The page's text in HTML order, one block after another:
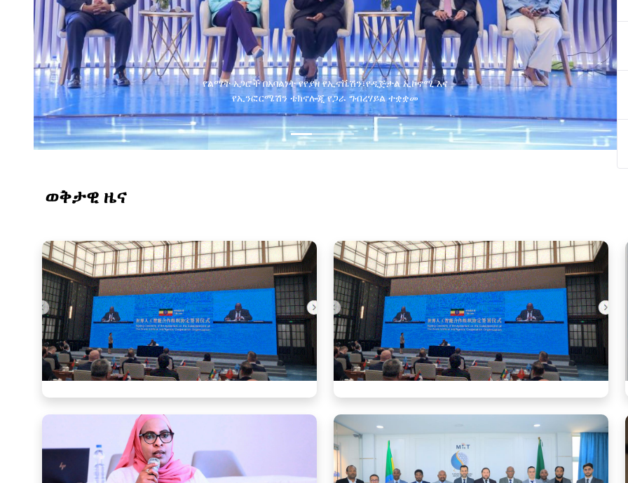
የልማት አጋሮች በአባልነት የየያዘ የኢኖቬሽን፣የዲጅታል ኢኮኖሚ እና
የኢንፎርሜሽን ቴክኖሎጂ የጋራ ግብረሃይል ተቋቋመ
ወቅታዊ ዜና